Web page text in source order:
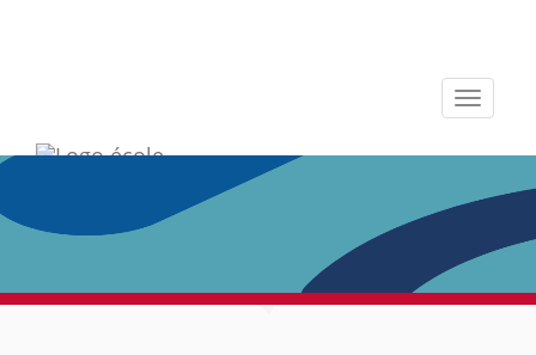
Toggle